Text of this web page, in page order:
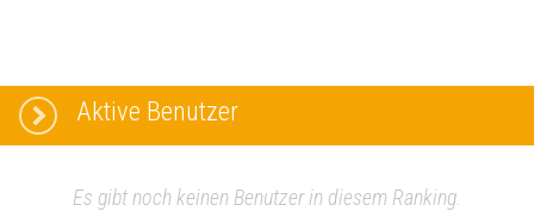
Aktive Benutzer
Es gibt noch keinen Benutzer in diesem Ranking.